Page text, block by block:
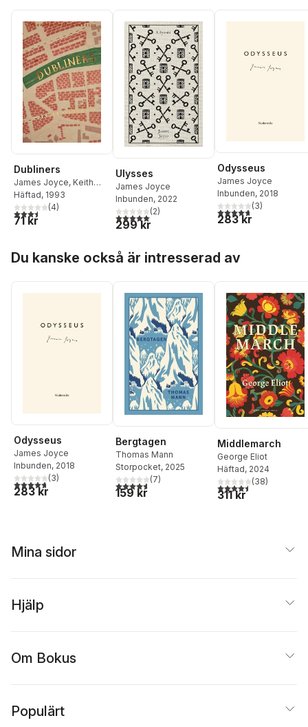
Dubliners
James Joyce, Keith
Carabine
Häftad, 1993
3,5utav 5 stjärnor. Totalt antal röster:
(4)
71 kr
Ulysses
James Joyce
Inbunden, 2022
5,0utav 5 stjärnor. Totalt antal röster:
(2)
299 kr
Odysseus
James Joyce
Inbunden, 2018
4,7utav 5 stjärnor.
(3)
283 kr
Du kanske också är intresserad av
Odysseus
James Joyce
Inbunden, 2018
4,7utav 5 stjärnor. Totalt antal röster:
(3)
283 kr
Bergtagen
Thomas Mann
Storpocket, 2025
4,6utav 5 stjärnor. Totalt antal röster:
(7)
159 kr
Middlemarch
George Eliot
Häftad, 2024
4,5utav 5 stjärnor.
(38)
311 kr
Mina sidor
Hjälp
Om Bokus
Populärt